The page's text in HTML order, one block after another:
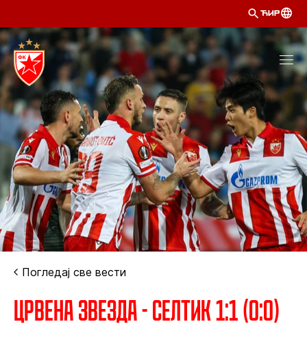
ЋИР
Погледај све вести
Црвена звезда - Селтик 1:1 (0:0)